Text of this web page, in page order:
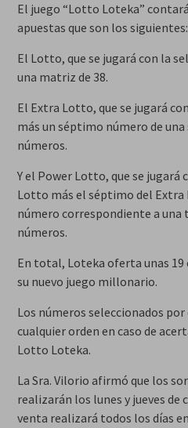
El juego “Lotto Loteka”
apuestas que son los siguientes:
El Lotto, que se jugará con la
una matriz de 38.
El Extra Lotto, que se jugará
más un séptimo número de
números.
Y el Power Lotto, que se jugará
Lotto más el séptimo del
número correspondiente a una
números.
En total, Loteka oferta unas
su nuevo juego millonario.
Los números seleccionados
cualquier orden en caso de
Lotto Loteka.
La Sra. Vilorio afirmó que los
realizarán los lunes y jueves de
venta realizará todos los días